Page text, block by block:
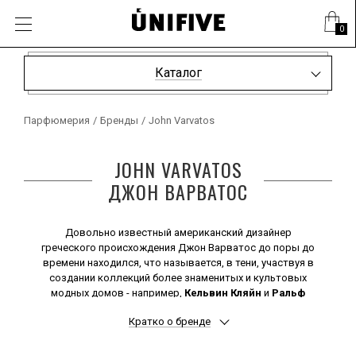
0
Каталог
Парфюмерия / Бренды / John Varvatos
JOHN VARVATOS
ДЖОН ВАРВАТОС
Довольно известный американский дизайнер
греческого происхождения Джон Варватос до поры до
времени находился, что называется, в тени, участвуя в
создании коллекций более знаменитых и культовых
модных домов - например, Кельвин Кляйн и Ральф
Однако в 2000-м году Варватос решился на открытие
Кратко о бренде